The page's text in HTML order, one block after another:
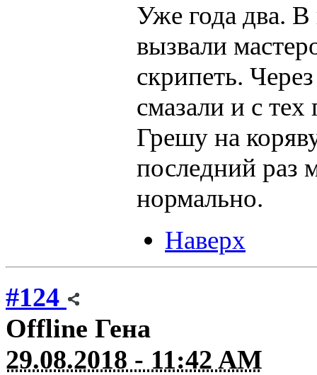
Уже года два. В
вызвали
скрипеть.
смазали и с
Грешу на
последний раз
нормально.
Наверх
#124
Offline Гена
29.08.2018 - 11:42 AM